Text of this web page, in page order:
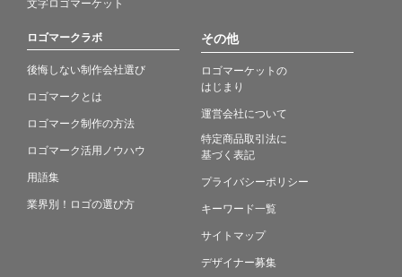
ロゴマークラボ
後悔しない制作会社選び
ロゴマークとは
ロゴマーク制作の方法
ロゴマーク活用ノウハウ
用語集
業界別！ロゴの選び方
その他
ロゴマーケットの
はじまり
運営会社について
特定商品取引法に
基づく表記
プライバシーポリシー
キーワード一覧
サイトマップ
デザイナー募集